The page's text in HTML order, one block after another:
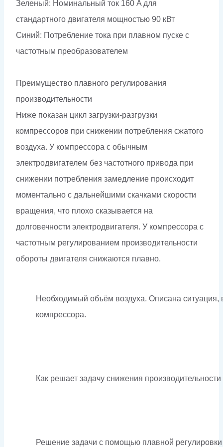
Зеленый: Номинальный ток 160 A для
стандартного двигателя мощностью 90 кВт
Синий: Потребление тока при плавном пуске с
частотным преобразователем
Преимущество плавного регулирования
производительности
Ниже показан цикл загрузки-разгрузки
компрессоров при снижении потребления сжатого
воздуха. У компрессора с обычным
электродвигателем без частотного привода при
снижении потребления замедление происходит
моментально с дальнейшими скачками скорости
вращения, что плохо сказывается на
долговечности электродвигателя. У компрессора с
частотным регулированием производительности
обороты двигателя снижаются плавно.
Необходимый объём воздуха. Описана ситуация,
компрессора.
Как решает задачу снижения
Решение задачи с помощью плавной регулировки